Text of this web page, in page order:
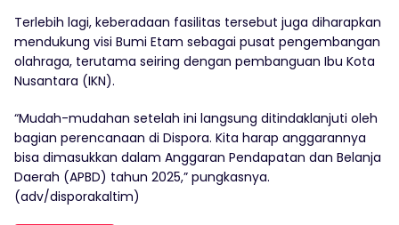
Terlebih lagi, keberadaan fasilitas tersebut juga diharapkan
mendukung visi Bumi Etam sebagai pusat pengembangan
olahraga, terutama seiring dengan pembanguan Ibu Kota
Nusantara (IKN).
“Mudah-mudahan setelah ini langsung ditindaklanjuti oleh
bagian perencanaan di Dispora. Kita harap anggarannya
bisa dimasukkan dalam Anggaran Pendapatan dan Belanja
Daerah (APBD) tahun 2025,” pungkasnya.
(adv/disporakaltim)